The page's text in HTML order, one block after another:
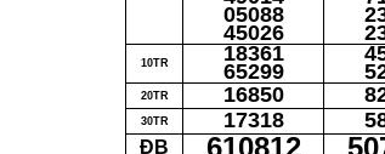
10TR
20TR
30TR
ĐB
05088
45026
18361
65299
16850
17318
610812